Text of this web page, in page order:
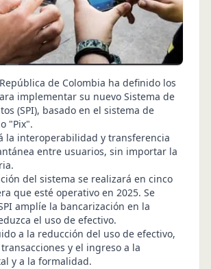
de Colombia ha definido los
implementar su nuevo Sistema de
(SPI), basado en el sistema de
"Pix".
la interoperabilidad y transferencia
entre usuarios, sin importar la
del sistema se realizará en cinco
que esté operativo en 2025. Se
amplíe la bancarización en la
el uso de efectivo.
a la reducción del uso de efectivo,
y el ingreso a la
y a la formalidad.